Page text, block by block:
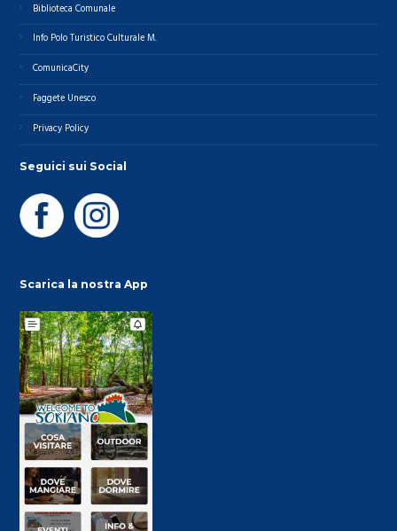
Biblioteca Comunale
Info Polo Turistico Culturale M.
ComunicaCity
Faggete Unesco
Privacy Policy
Seguici sui Social
Scarica la nostra App